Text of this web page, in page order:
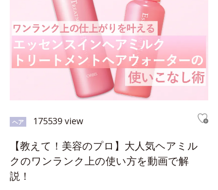
ヘア 175539 view
【教えて！美容のプロ】大人気ヘアミル
クのワンランク上の使い方を動画で解
説！